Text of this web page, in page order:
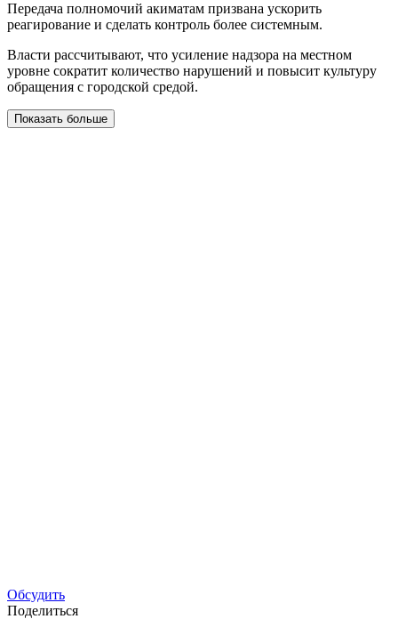
Передача полномочий акиматам призвана ускорить
реагирование и сделать контроль более системным.
Власти рассчитывают, что усиление надзора на местном
уровне сократит количество нарушений и повысит культуру
обращения с городской средой.
Показать больше
Обсудить
Поделиться